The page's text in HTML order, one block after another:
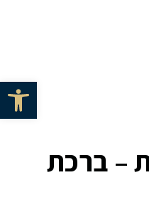
פתח
– ברכת